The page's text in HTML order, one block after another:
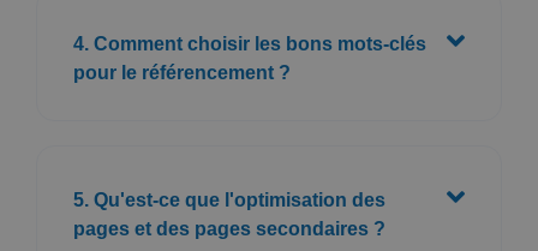
4. Comment choisir les bons mots-clés
pour le référencement ?
5. Qu'est-ce que l'optimisation des
pages et des pages secondaires ?